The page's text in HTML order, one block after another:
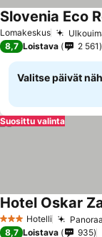
Lomakeskus
Slovenia Eco
8,7 Loistava 2 561
Valitse päivät
Suosittu valinta
3 Tähtiluokitus
Hotelli
Hotel Oskar
8,7 Loistava 935